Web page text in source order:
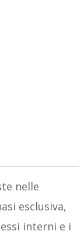
nelle
esclusiva,
interni e i